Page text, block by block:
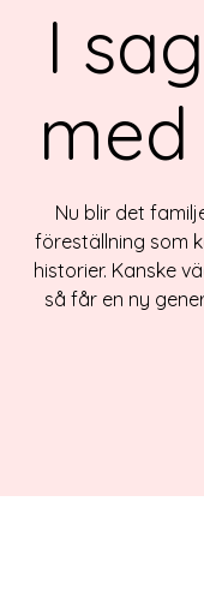
I
Nu blir det
föreställning som
historier. Kanske
så får en ny